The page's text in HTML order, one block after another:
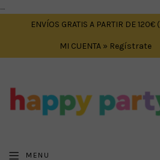
....
ENVÍOS GRATIS A PARTIR DE
MI CUENTA » Regístrate
MENU